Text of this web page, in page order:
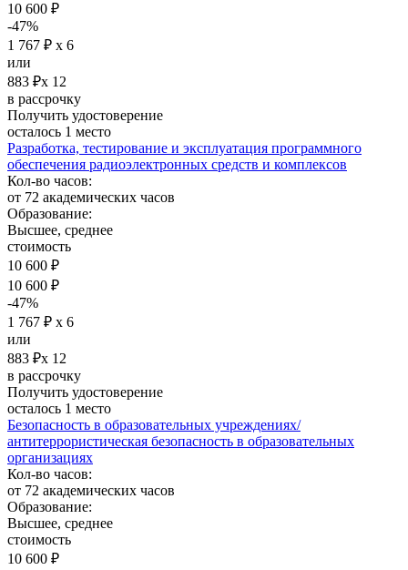
10 600 ₽
-47%
1 767 ₽ х 6
или
883 ₽х 12
в рассрочку
Получить удостоверение
осталось 1 место
Разработка, тестирование и эксплуатация программного
обеспечения радиоэлектронных средств и комплексов
Кол-во часов:
от 72 академических часов
Образование:
Высшее, среднее
стоимость
10 600 ₽
10 600 ₽
-47%
1 767 ₽ х 6
или
883 ₽х 12
в рассрочку
Получить удостоверение
осталось 1 место
Безопасность в образовательных учреждениях/
антитеррористическая безопасность в образовательных
организациях
Кол-во часов:
от 72 академических часов
Образование:
Высшее, среднее
стоимость
10 600 ₽